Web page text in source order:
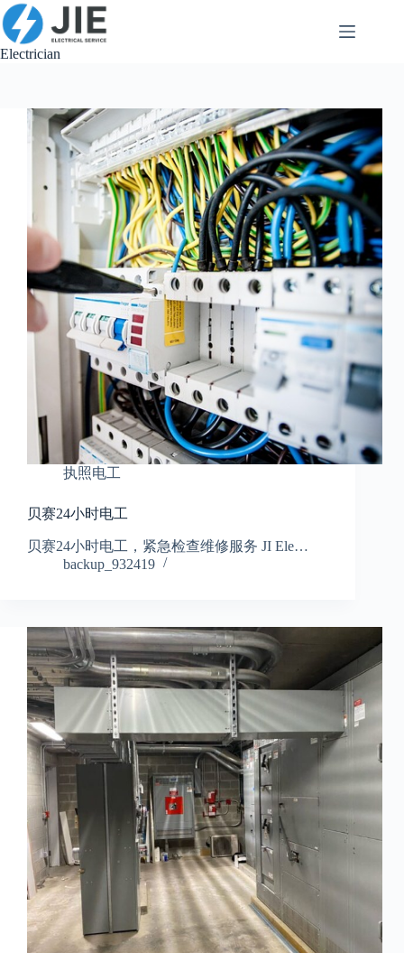
跳
至
内
Electrician
执照电工
贝赛24小时电工
贝赛24小时电工，紧急检查维修服务 JI Ele…
backup_932419